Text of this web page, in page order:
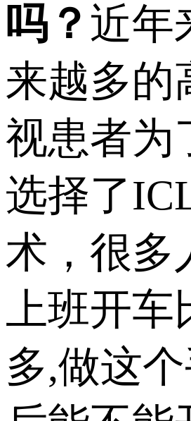
吗？ 近年
来越多的
视患者为
选择了
术，很多
上班开车
多,做这